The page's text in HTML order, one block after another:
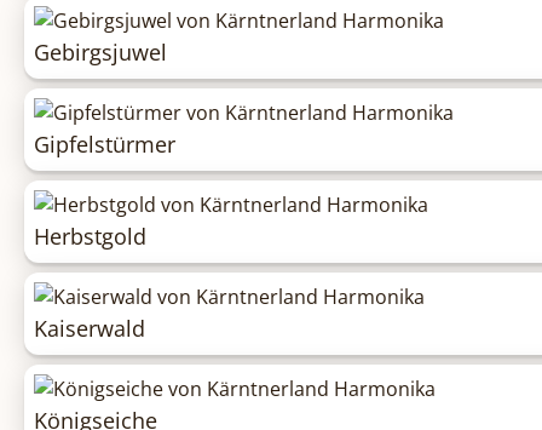
Gebirgsjuwel
Gipfelstürmer
Herbstgold
Kaiserwald
Königseiche